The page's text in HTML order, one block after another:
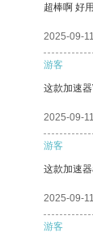
超棒啊 好用
2025-09-11
游客
这款加速
2025-09-11
游客
这款加速
2025-09-11
游客